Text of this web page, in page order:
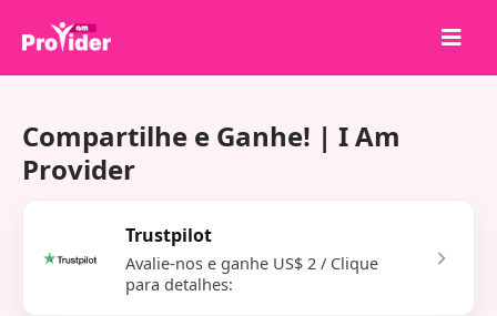
Sobre nós
Serviços
Compartilhe e Ganhe! | I Am
Provider
Trustpilot
Avalie-nos e ganhe US$ 2 / Clique
para detalhes: